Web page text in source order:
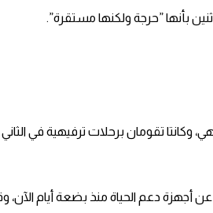
بأنها ”حرجة ولكنها مستقرة”.
وكانتا تقومان برحلات ترفيهية في
عن أجهزة دعم الحياة منذ بضعة أيام